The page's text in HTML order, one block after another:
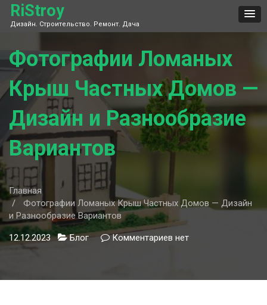
Skip
content
RiStroy
Дизайн. Строительство. Ремонт. Дача
Фотографии Ломаных
Крыш Частных Домов —
Дизайн и Разнообразие
Вариантов
Главная
Фотографии Ломаных Крыш Частных Домов — Дизайн
и Разнообразие Вариантов
12.12.2023 Блог Комментариев кнет